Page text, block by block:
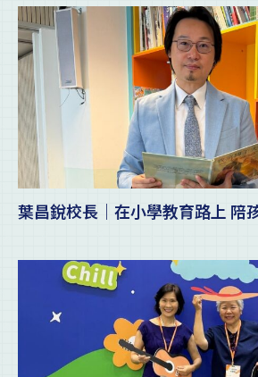
葉昌銳校長｜在小學教育路上 陪